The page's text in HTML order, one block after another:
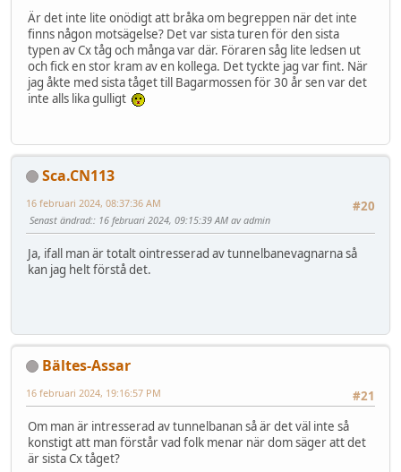
Är det inte lite onödigt att bråka om begreppen när det inte
finns någon motsägelse? Det var sista turen för den sista
typen av Cx tåg och många var där. Föraren såg lite ledsen ut
och fick en stor kram av en kollega. Det tyckte jag var fint. När
jag åkte med sista tåget till Bagarmossen för 30 år sen var det
inte alls lika gulligt
Sca.CN113
#20
16 februari 2024, 08:37:36 AM
Senast ändrad:: 16 februari 2024, 09:15:39 AM av admin
Ja, ifall man är totalt ointresserad av tunnelbanevagnarna så
kan jag helt förstå det.
Bältes-Assar
#21
16 februari 2024, 19:16:57 PM
Om man är intresserad av tunnelbanan så är det väl inte så
konstigt att man förstår vad folk menar när dom säger att det
är sista Cx tåget?